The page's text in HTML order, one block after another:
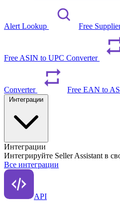
Alert Lookup Free
Free ASIN to UPC Converter
Converter Free EAN to
Интеграции
Интегрируйте Seller Assistant в
Все интеграции
API